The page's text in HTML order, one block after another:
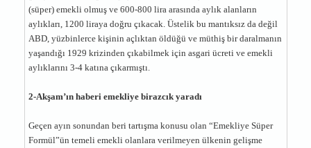
(süper) emekli olmuş ve 600-800 lira arasında aylık alanların
aylıkları, 1200 liraya doğru çıkacak. Üstelik bu mantıksız da değil
ABD, yüzbinlerce kişinin açlıktan öldüğü ve müthiş bir daralmanın
yaşandığı 1929 krizinden çıkabilmek için asgari ücreti ve emekli
aylıklarını 3-4 katına çıkarmıştı.
2-Akşam’ın haberi emekliye birazcık yaradı
Geçen ayın sonundan beri tartışma konusu olan “Emekliye Süper
Formül”ün temeli emekli olanlara verilmeyen ülkenin gelişme